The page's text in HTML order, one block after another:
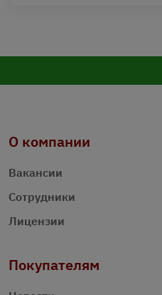
О компании
Вакансии
Сотрудники
Лицензии
Покупателям